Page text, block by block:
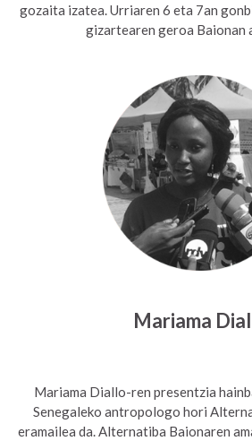
gozaita izatea. Urriaren 6 eta 7an
gizartearen geroa Baionan
Mariama
Mariama Diallo-ren presentzia
Senegaleko antropologo hori
eramailea da. Alternatiba Baionaren